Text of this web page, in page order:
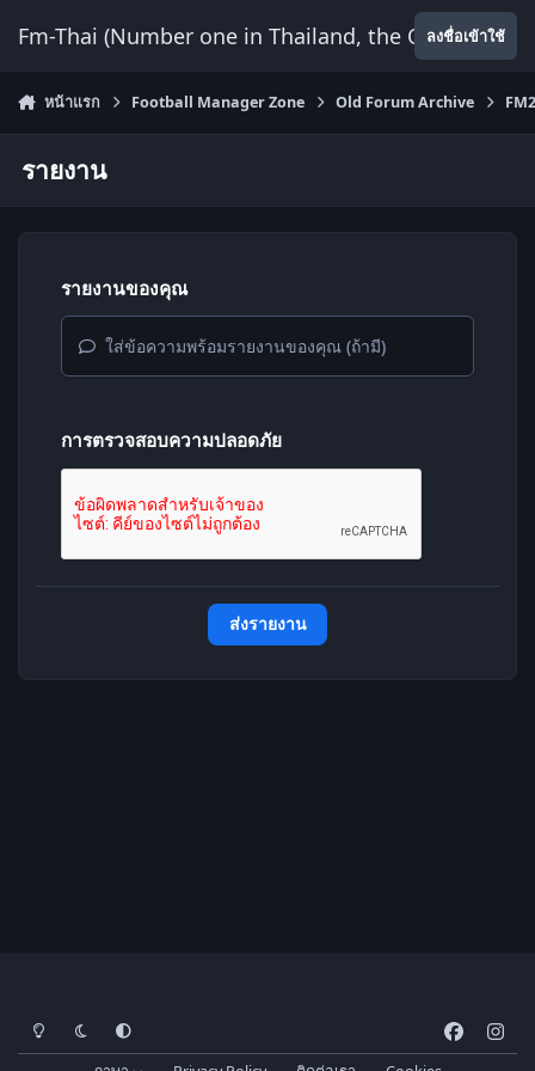
Fm-Thai (Number one in Thailand, the Onlyลงชื่อเข้าใช้
หน้าแรก Football Manager Zone Old Forum Archive
รายงาน
รายงานของคุณ
ใส่ข้อความพร้อมรายงานของคุณ (ถ้ามี)
การตรวจสอบความปลอดภัย
ส่งรายงาน
โหมดสว่างโหมดมืด การตั้งค่าระบบ
a
n